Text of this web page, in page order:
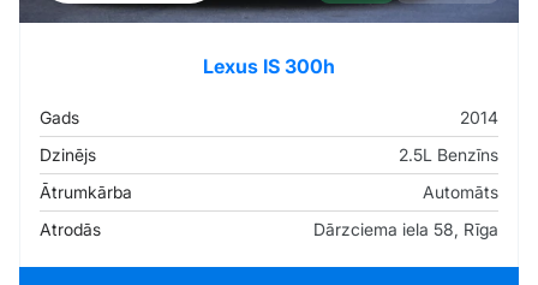
Lexus IS 300h
Gads
2014
Dzinējs
2.5L Benzīns
Ātrumkārba
Automāts
Atrodās
Dārzciema iela 58, Rīga